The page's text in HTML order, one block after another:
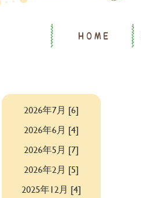
HOME
2026年7月 [6]
2026年6月 [4]
2026年5月 [7]
2026年2月 [5]
2025年12月 [4]